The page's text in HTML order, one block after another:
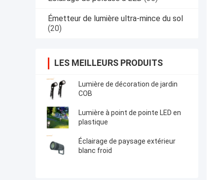
Émetteur de lumière ultra-mince du sol
(20)
LES MEILLEURS PRODUITS
Lumière de décoration de jardin
COB
Lumière à point de pointe LED en
plastique
Éclairage de paysage extérieur
blanc froid